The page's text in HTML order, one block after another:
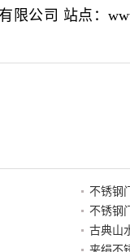
公司 站点：
不锈钢
不锈钢
古典山